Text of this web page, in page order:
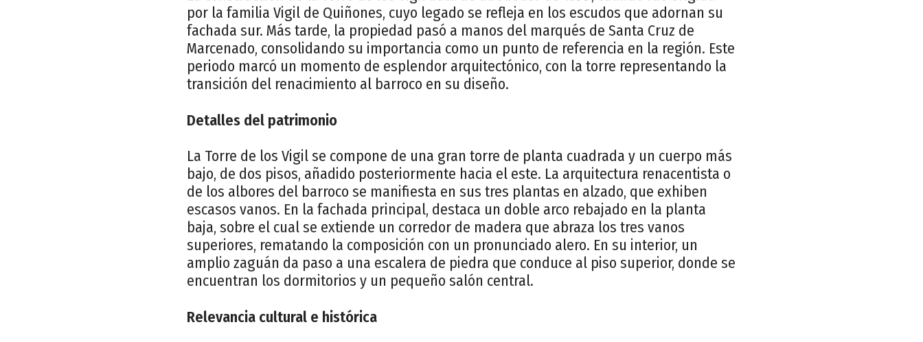
por la familia Vigil de Quiñones, cuyo legado se refleja en los escudos que adornan su
fachada sur. Más tarde, la propiedad pasó a manos del marqués de Santa Cruz de
Marcenado, consolidando su importancia como un punto de referencia en la región. Este
periodo marcó un momento de esplendor arquitectónico, con la torre representando la
transición del renacimiento al barroco en su diseño.
Detalles del patrimonio
La Torre de los Vigil se compone de una gran torre de planta cuadrada y un cuerpo más
bajo, de dos pisos, añadido posteriormente hacia el este. La arquitectura renacentista o
de los albores del barroco se manifiesta en sus tres plantas en alzado, que exhiben
escasos vanos. En la fachada principal, destaca un doble arco rebajado en la planta
baja, sobre el cual se extiende un corredor de madera que abraza los tres vanos
superiores, rematando la composición con un pronunciado alero. En su interior, un
amplio zaguán da paso a una escalera de piedra que conduce al piso superior, donde se
encuentran los dormitorios y un pequeño salón central.
Relevancia cultural e histórica